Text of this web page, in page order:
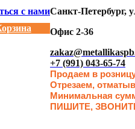
с намиСанкт-Петербург,
Офис 2-36
+7 (991) 043-65-74
Продаем в
Отрезаем,
Минимальная
ПИШИТЕ,